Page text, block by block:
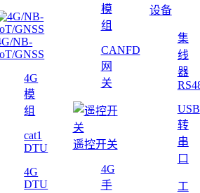
NB-
GNSS
4G
模
组
cat1
DTU
4G
DTU
模
组
CANFD
网
关
遥控开关
4G
手
设备
集
线
器
USB
转
串
口
工